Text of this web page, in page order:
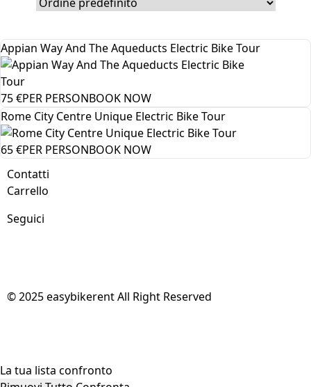
Appian Way And The Aqueducts Electric Bike Tour
75€PER PERSONBOOK NOW
Rome City Centre Unique Electric Bike Tour
65€PER PERSONBOOK NOW
Contatti
Carrello
Seguici
© 2025 easybikerent All Right Reserved
La tua lista confronto